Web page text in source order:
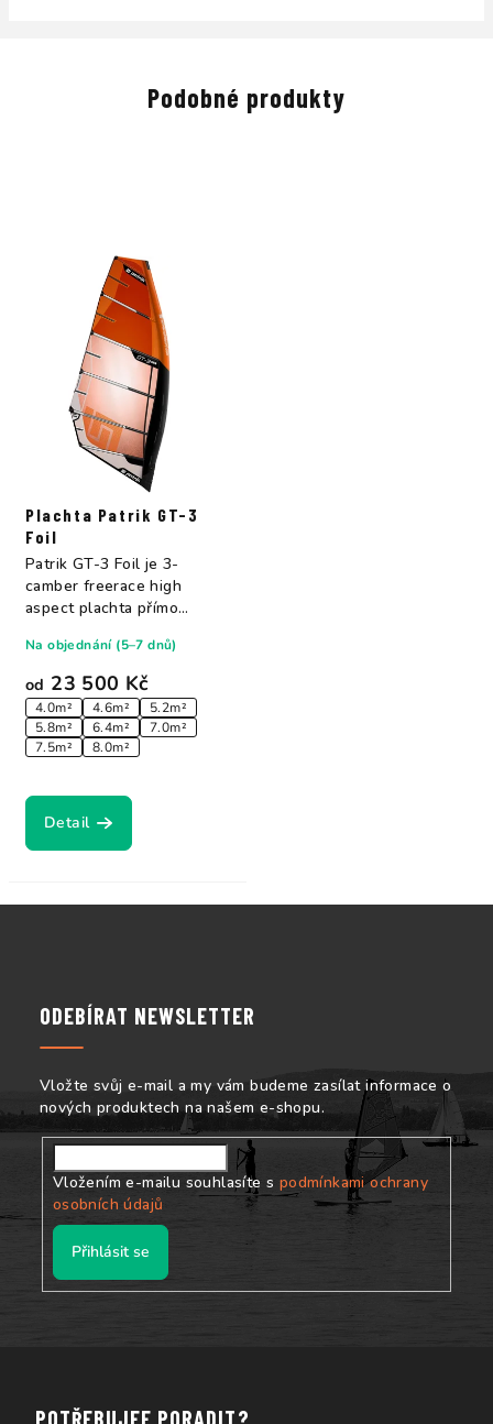
Podobné produkty
Plachta Patrik GT-3
Foil
od 23 500 Kč
4.0m² 4.6m²
5.2m²
5.8m²
6.4m²
7.0m²
7.5m²
8.0m²
Na objednání (5–7 dnů)
Detail
Patrik GT-3 Foil je 3-
camber freerace high
aspect plachta přímo
ODEBÍRAT NEWSLETTER
Vložte svůj e-mail a my vám budeme zasílat informace o
nových produktech na našem e-shopu.
Vložením e-mailu souhlasíte s podmínkami ochrany
osobních údajů
Přihlásit se